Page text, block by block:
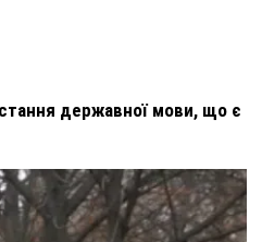
державної мови, що є